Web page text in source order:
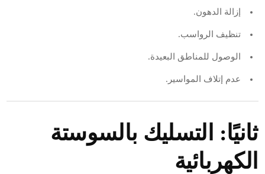
إزالة الدهون.
تنظيف الرواسب.
الوصول للمناطق البعيدة.
عدم إتلاف المواسير.
ثانيًا: التسليك بالسوستة
الكهربائية